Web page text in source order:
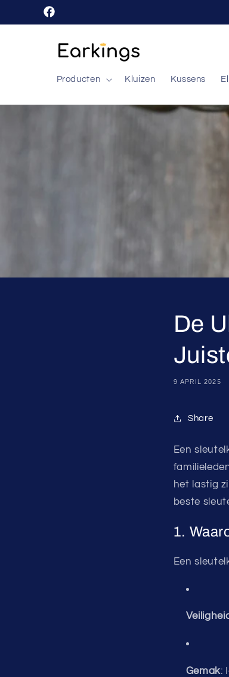
naar de
content
Facebook
Producten Kluizen Kussens
De
9 APRIL 2025
Share
Een
het lastig
beste
1.
Een
Gemak: